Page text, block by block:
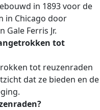
in 1893 voor de
in Chicago door
Ferris Jr.
tot
tot reuzenraden
dat ze bieden en de